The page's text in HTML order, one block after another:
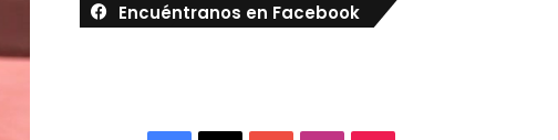
Encuéntranos en Facebook